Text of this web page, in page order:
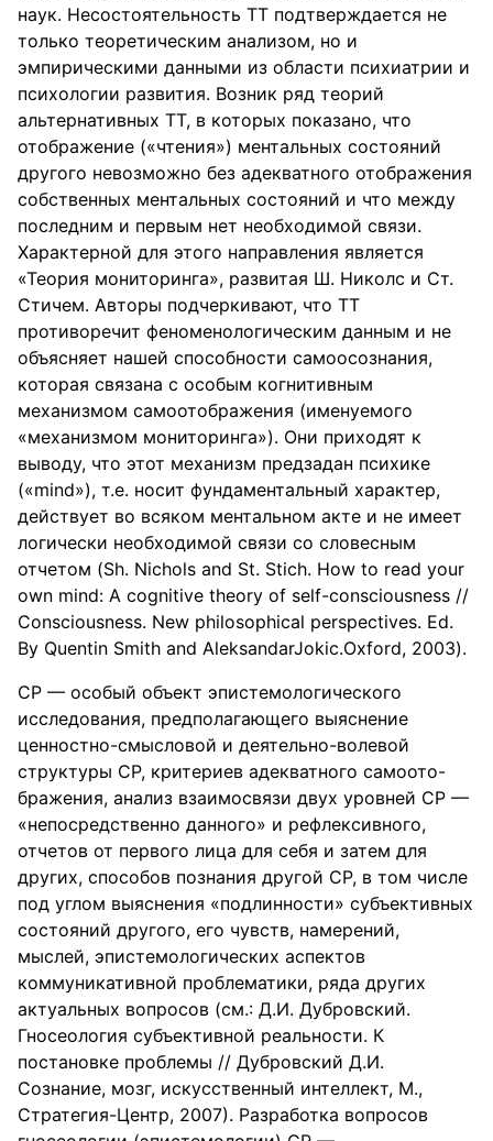
наук. Несостоятельность ТТ подтверждается не
только теоретическим анализом, но и
эмпирическими данными из области психиатрии и
психологии развития. Возник ряд теорий
альтернативных ТТ, в которых показано, что
отображение («чтения») ментальных состояний
другого невозможно без адекватного отображения
собственных ментальных состояний и что между
последним и первым нет необходимой связи.
Характерной для этого направления является
«Теория мониторинга», развитая Ш. Николс и Ст.
Стичем. Авторы подчеркивают, что ТТ
противоречит феноменологическим данным и не
объясняет нашей способности самоосознания,
которая связана с особым когнитивным
механизмом самоотображения (именуемого
«механизмом мониторинга»). Они приходят к
выводу, что этот механизм предзадан психике
(«mind»), т.е. носит фундаментальный характер,
действует во всяком ментальном акте и не имеет
логически необходимой связи со словесным
отчетом (Sh. Nichols and St. Stich. How to read your
own mind: A cognitive theory of self-consciousness //
Consciousness. New philosophical perspectives. Ed.
By Quentin Smith and AleksandarJokic.Oxford, 2003).
СР — особый объект эпистемологического
исследования, предполагающего выяснение
ценностно-смысловой и деятельно-волевой
структуры СР, критериев адекватного самоото-
бражения, анализ взаимосвязи двух уровней СР —
«непосредственно данного» и рефлексивного,
отчетов от первого лица для себя и затем для
других, способов познания другой СР, в том числе
под углом выяснения «подлинности» субъективных
состояний другого, его чувств, намерений,
мыслей, эпистемологических аспектов
коммуникативной проблематики, ряда других
актуальных вопросов (см.: Д.И. Дубровский.
Гносеология субъективной реальности. К
постановке проблемы // Дубровский Д.И.
Сознание, мозг, искусственный интеллект, М.,
Стратегия-Центр, 2007). Разработка вопросов